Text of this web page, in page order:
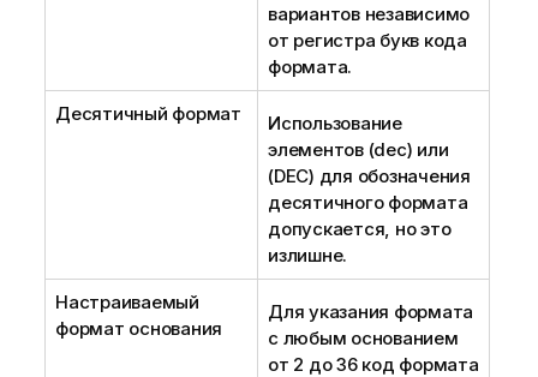
вариантов независимо
от регистра букв кода
формата.
Десятичный формат
Использование
элементов (dec) или
(DEC) для обозначения
десятичного формата
допускается, но это
излишне.
Настраиваемый
формат основания
Для указания формата
с любым основанием
от 2 до 36 код формата